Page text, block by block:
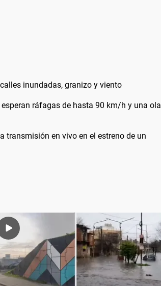
inundadas, granizo y viento
ráfagas de hasta 90 km/h y una ola
transmisión en vivo en el estreno de un